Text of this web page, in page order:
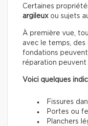
Certaines
argileux ou sujets
À première vue,
avec le temps, des
fondations
réparation
Voici quelques
Fissures
Portes ou
Planchers